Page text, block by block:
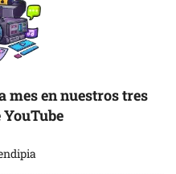
mes en nuestros tres